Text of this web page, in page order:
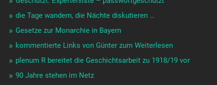
die Tage wandern, die Nächte diskutieren …
Gesetze zur Monarchie in Bayern
kommentierte Links von Günter zum Weiterlesen
plenum R bereitet die Geschichtsarbeit zu 1918/19 vor
90 Jahre stehen im Netz